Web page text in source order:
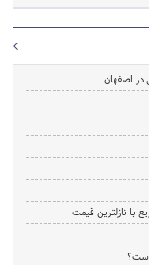
در اصفهان
با نازلترین قیمت